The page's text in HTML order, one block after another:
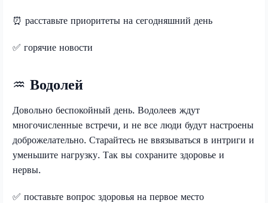
⏰ расставьте приоритеты на сегодняшний день
✅ горячие новости
♒ Водолей
Довольно беспокойный день. Водолеев ждут
многочисленные встречи, и не все люди будут настроены
доброжелательно. Старайтесь не ввязываться в интриги и
уменьшите нагрузку. Так вы сохраните здоровье и
нервы.
✅ поставьте вопрос здоровья на первое место